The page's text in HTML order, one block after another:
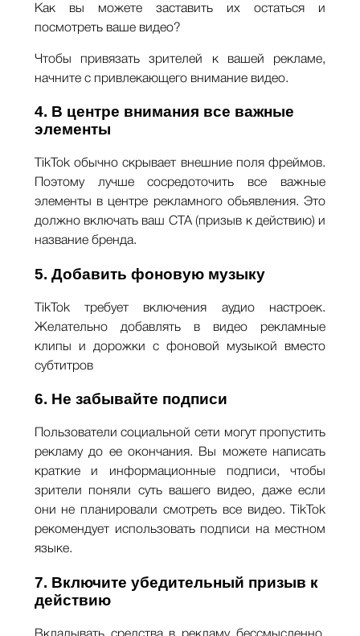
Как вы можете заставить их остаться и
посмотреть ваше видео?
Чтобы привязать зрителей к вашей рекламе,
начните с привлекающего внимание видео.
4. В центре внимания все важные
элементы
TikTok обычно скрывает внешние поля фреймов.
Поэтому лучше сосредоточить все важные
элементы в центре рекламного обьявления. Это
должно включать ваш CTA (призыв к действию) и
название бренда.
5. Добавить фоновую музыку
TikTok требует включения аудио настроек.
Желательно добавлять в видео рекламные
клипы и дорожки с фоновой музыкой вместо
субтитров
6. Не забывайте подписи
Пользователи социальной сети могут пропустить
рекламу до ее окончания. Вы можете написать
краткие и информационные подписи, чтобы
зрители поняли суть вашего видео, даже если
они не планировали смотреть все видео. TikTok
рекомендует использовать подписи на местном
языке.
7. Включите убедительный призыв к
действию